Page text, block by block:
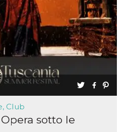
Club
sotto le